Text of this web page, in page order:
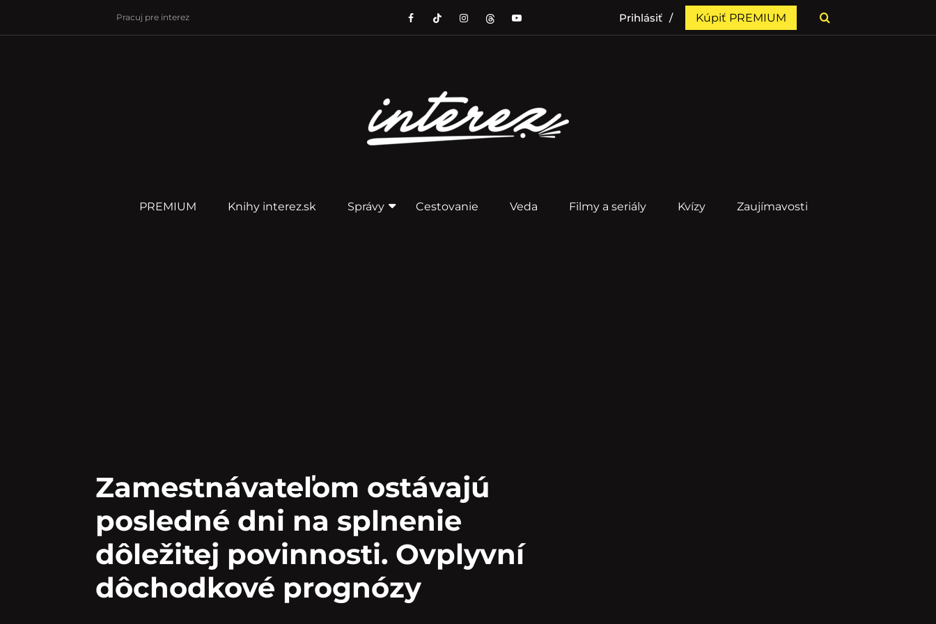
Pracuj pre interez Prihlásiť Kúpiť PREMIUM
PREMIUM Knihy interez.sk Správy Cestovanie Veda Filmy a seriály Kvízy Zaujímavosti
Zamestnávateľom ostávajú
posledné dni na splnenie
dôležitej povinnosti. Ovplyvní
dôchodkové prognózy